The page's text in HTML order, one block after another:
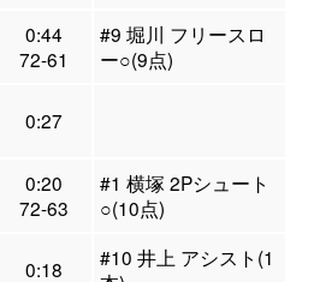
0:44
72-61
#9 堀川 フリースロ
ー○(9点)
0:27
0:20
72-63
#1 横塚 2Pシュート
○(10点)
0:18
#10 井上 アシスト(1